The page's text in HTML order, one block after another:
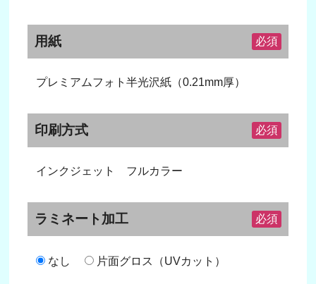
用紙 必須
プレミアムフォト半光沢紙（0.21mm厚）
印刷方式 必須
インクジェット フルカラー
ラミネート加工 必須
なし 片面グロス（UVカット）